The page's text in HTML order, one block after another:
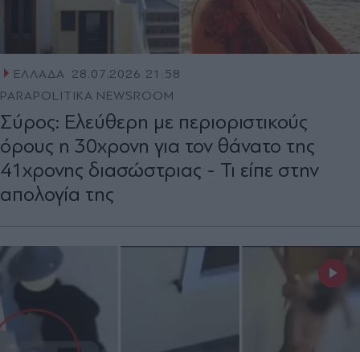
ΕΛΛΑΔΑ 28.07.2026 21:58
PARAPOLITIKA NEWSROOM
Σύρος: Ελεύθερη με περιοριστικούς
όρους η 30χρονη για τον θάνατο της
41χρονης διασώστριας - Τι είπε στην
απολογία της